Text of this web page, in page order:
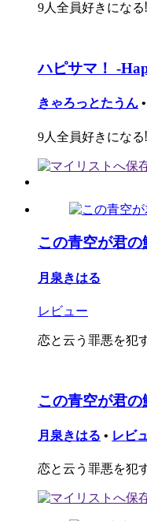
9人全員好きにな
ハピサマ！ -
きゃろっとたうん •
9人全員好きにな
この青空が君
月泉きはる
レビュー
恋と云う罪悪を犯
この青空が君
月泉きはる • レビ
恋と云う罪悪を犯